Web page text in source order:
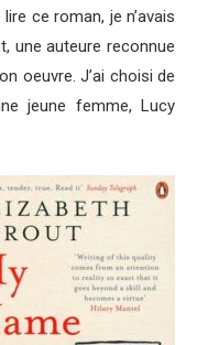
ce roman, je n’avais
une auteure reconnue
oeuvre. J’ai choisi de
jeune femme, Lucy